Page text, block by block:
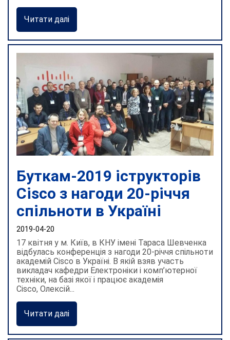
Читати далі
Буткам-2019 іструкторів
Cisco з нагоди 20-річчя
спільноти в Україні
2019-04-20
17 квітня у м. Київ, в КНУ імені Тараса Шевченка
відбулась конференція з нагоди 20-річчя спільноти
академій Cisco в Україні. В якій взяв участь
викладач кафедри Електроніки і комп’ютерної
техніки, на базі якої і працює академія
Cisco, Олексій...
Читати далі